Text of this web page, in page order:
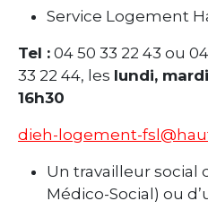
Service Logement
Tel : 04 50 33 22 43 ou
33 22 44, les lundi,
16h30
dieh-logement-
Un travailleur social
Médico-Social) ou